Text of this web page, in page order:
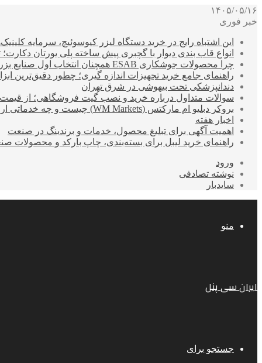
۱۴۰۵/۰۵/۱۶
خبر فوری
این اشتباه رایج در خرید دستگاه لیزر کیوسوئیچ، سرمایه
انواع قاب بندی دیوار با گچبری پیش ساخته پلی یورتان
چرا محصولات جوشکاری ESAB همچنان انتخاب اول صنایع بزرگ هستند؟
راهنمای جامع خرید تجهیزات اندازه گیری؛ چطور دقیق‌ترین
دندانپزشکی تحت بیهوشی در شرق تهران
سوالات متداول درباره خرید و نصب گیت فروشگاهی؛ از
بروکر دبلیو ام مارکتس (WM Markets) چیست و چه خدماتی ارائه می‌دهد؟
اخبار هفته
اهمیت آگهی برای تبلیغ محصول، خدمات و برندینگ در صنعت
راهنمای خرید لیبل برای بسته‌بندی، چاپ بارکد و محصولات
ورود
نوشته تصادفی
سایدبار
منو
ایران سی پنل
جستجو برای